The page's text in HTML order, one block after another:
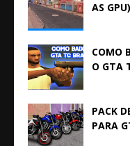
AS
COMO
O GTA
PACK
PARA